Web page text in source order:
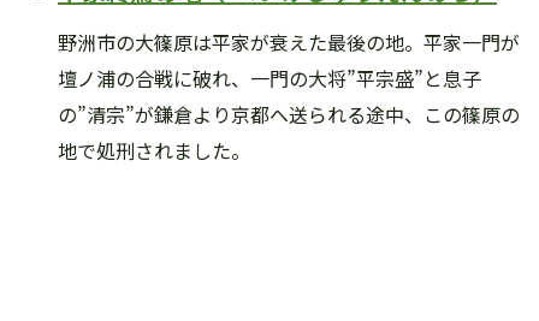
野洲市の大篠原は平家が衰えた最後の地。平家一門が
壇ノ浦の合戦に破れ、一門の大将”平宗盛”と息子
の”清宗”が鎌倉より京都へ送られる途中、この篠原の
地で処刑されました。